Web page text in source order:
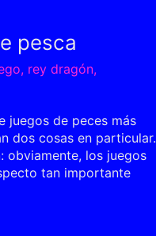
pesca
, rey dragón,
juegos de peces más
dos cosas en particular.
obviamente, los juegos
tan importante